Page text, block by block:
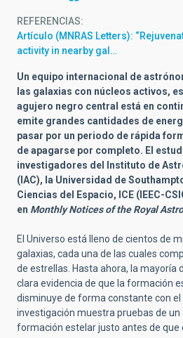
REFERENCIAS
Artículo (MNRAS Letters):
activity in nearby gal…
Un equipo internacional de
las galaxias con núcleos activos,
agujero negro central está en
emite grandes cantidades de
pasar por un periodo de rápida
de apagarse por completo. El
investigadores del Instituto de
(IAC), la Universidad de
Ciencias del Espacio, ICE (IEEC-
en Monthly Notices of the Royal
El Universo está lleno de cientos de
galaxias, cada una de las cuales
de estrellas. Hasta ahora, la mayoría
clara evidencia de que la formación
disminuye de forma constante con
investigación muestra pruebas de
formación estelar justo antes de que